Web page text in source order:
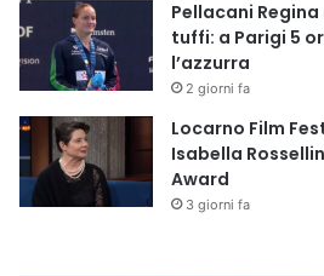
Pellacani Regina
tuffi: a Parigi 5
l’azzurra
2 giorni fa
Locarno Film
Isabella
Award
3 giorni fa